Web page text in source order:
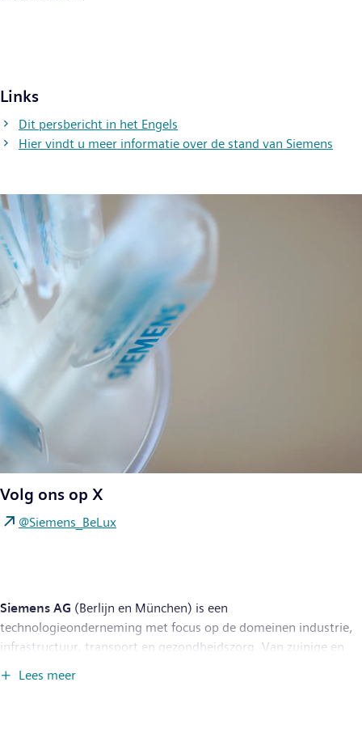
Links
Dit persbericht in het Engels
Hier vindt u meer informatie over de stand van Siemens
Volg ons op X
@Siemens_BeLux
Siemens AG (Berlijn en München) is een
technologieonderneming met focus op de domeinen industrie,
infrastructuur, transport en gezondheidszorg. Van zuinige en
Lees meer